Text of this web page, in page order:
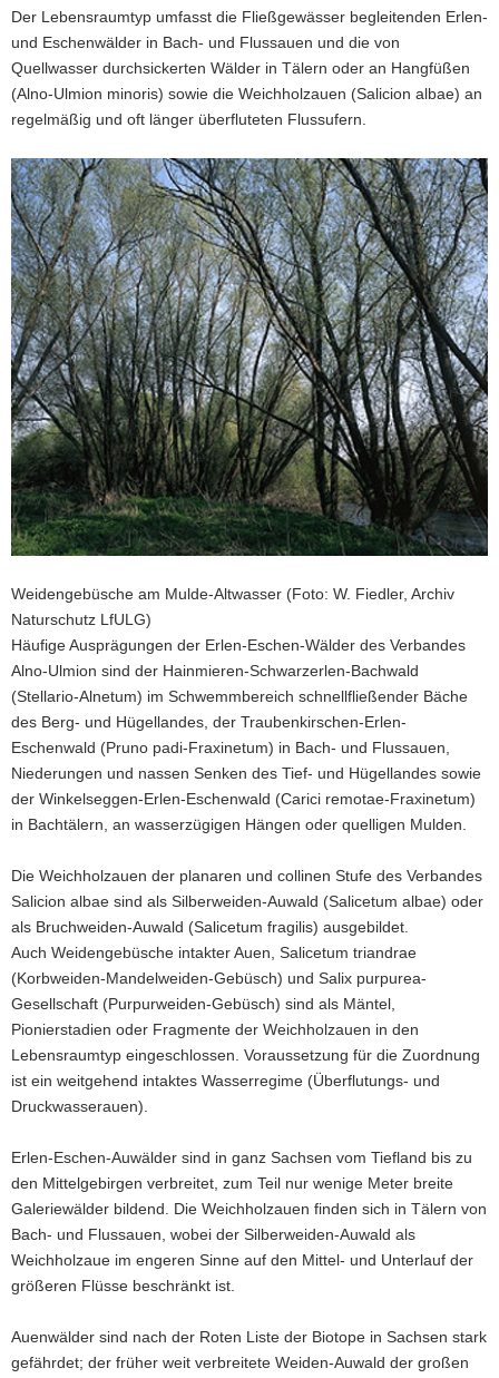
a
v
i
g
a
i
o
n
Der Lebensraumtyp umfasst die Fließgewässer begleitenden Erlen-
und Eschenwälder in Bach- und Flussauen und die von
Quellwasser durchsickerten Wälder in Tälern oder an Hangfüßen
(Alno-Ulmion minoris) sowie die Weichholzauen (Salicion albae) an
regelmäßig und oft länger überfluteten Flussufern.
Weidengebüsche am Mulde-Altwasser (Foto: W. Fiedler, Archiv
Naturschutz LfULG)
Häufige Ausprägungen der Erlen-Eschen-Wälder des Verbandes
Alno-Ulmion sind der Hainmieren-Schwarzerlen-Bachwald
(Stellario-Alnetum) im Schwemmbereich schnellfließender Bäche
des Berg- und Hügellandes, der Traubenkirschen-Erlen-
Eschenwald (Pruno padi-Fraxinetum) in Bach- und Flussauen,
Niederungen und nassen Senken des Tief- und Hügellandes sowie
der Winkelseggen-Erlen-Eschenwald (Carici remotae-Fraxinetum)
in Bachtälern, an wasserzügigen Hängen oder quelligen Mulden.
Die Weichholzauen der planaren und collinen Stufe des Verbandes
Salicion albae sind als Silberweiden-Auwald (Salicetum albae) oder
als Bruchweiden-Auwald (Salicetum fragilis) ausgebildet.
Auch Weidengebüsche intakter Auen, Salicetum triandrae
(Korbweiden-Mandelweiden-Gebüsch) und Salix purpurea-
Gesellschaft (Purpurweiden-Gebüsch) sind als Mäntel,
Pionierstadien oder Fragmente der Weichholzauen in den
Lebensraumtyp eingeschlossen. Voraussetzung für die Zuordnung
ist ein weitgehend intaktes Wasserregime (Überflutungs- und
Druckwasserauen).
Erlen-Eschen-Auwälder sind in ganz Sachsen vom Tiefland bis zu
den Mittelgebirgen verbreitet, zum Teil nur wenige Meter breite
Galeriewälder bildend. Die Weichholzauen finden sich in Tälern von
Bach- und Flussauen, wobei der Silberweiden-Auwald als
Weichholzaue im engeren Sinne auf den Mittel- und Unterlauf der
größeren Flüsse beschränkt ist.
Auenwälder sind nach der Roten Liste der Biotope in Sachsen stark
gefährdet; der früher weit verbreitete Weiden-Auwald der großen